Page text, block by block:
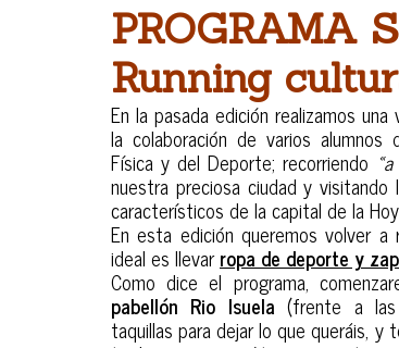
PROGRAMA
Running
En la pasada edición realizamos
la colaboración de varios
Física y del Deporte; recorriendo
nuestra preciosa ciudad y
característicos de la capital de la
En esta edición queremos volver a
ideal es llevarropa de deporte y
Como dice el programa,
pabellón Rio Isuela (frente a las
taquillas para dejar lo que queráis, y